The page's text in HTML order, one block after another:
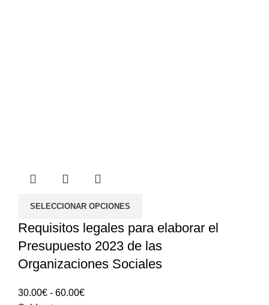
SELECCIONAR OPCIONES
Requisitos legales para elaborar el
Presupuesto 2023 de las
Organizaciones Sociales
30.00€ - 60.00€Rango